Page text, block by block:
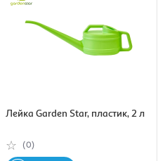
Лейка Garden Star, пластик, 2 л
(0)